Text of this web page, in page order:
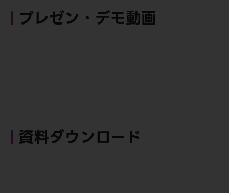
プレゼン・デモ動画
資料ダウンロード